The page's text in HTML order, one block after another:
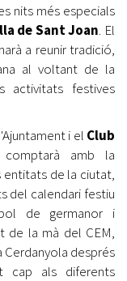
nits més especials
de Sant Joan. El
a reunir tradició,
al voltant de la
activitats festives
i el Club
comptarà amb la
de la ciutat,
del calendari festiu
de germanor i
de la mà del CEM,
Cerdanyola després
cap als diferents